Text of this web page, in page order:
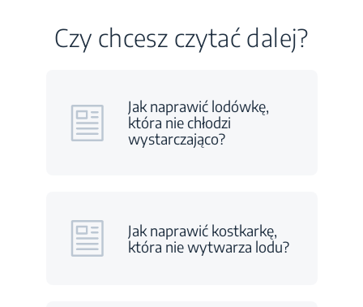
Czy chcesz czytać dalej?
Jak naprawić lodówkę,
która nie chłodzi
wystarczająco?
Jak naprawić kostkarkę,
która nie wytwarza lodu?